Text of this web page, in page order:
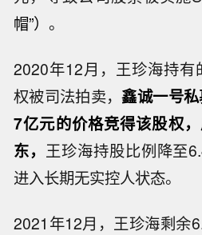
帽”） 。
2020年12月，王珍海持有
权被司法拍卖，鑫诚一号
7亿元的价格竞得该股权
东， 王珍海持股比例降至
进入长期无实控人状态。
2021年12月，王珍海剩余